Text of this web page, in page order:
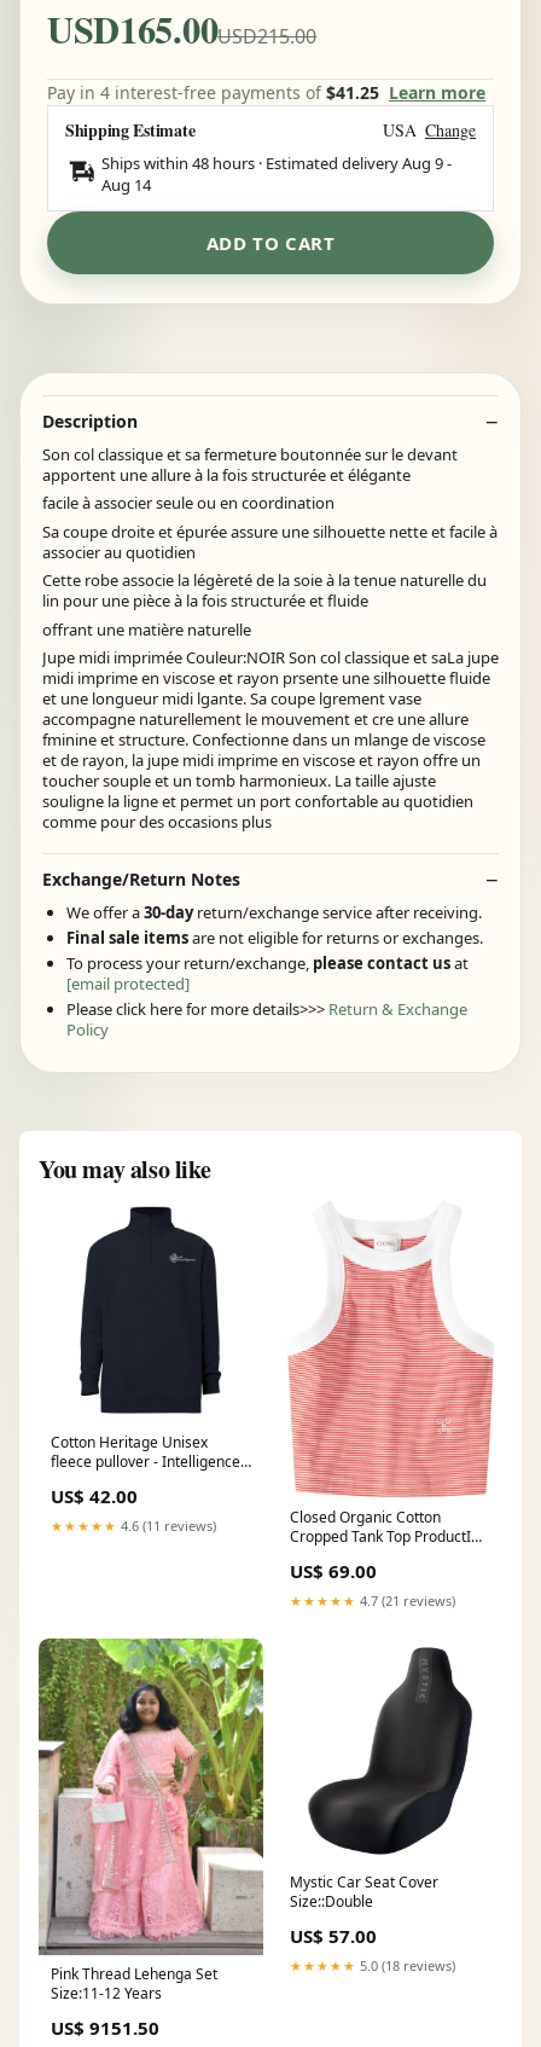
USD165.00USD215.00
Pay in 4 interest-free payments of$41.25 Learn more
Shipping Estimate USA Change
Ships within 48 hours · Estimated deliveryAug 9-
Aug 14
ADD TO CART
Description
Son col classique et sa fermeture boutonnée sur le devant
apportent une allure à la fois structurée et élégante
facile à associer seule ou en coordination
Sa coupe droite et épurée assure une silhouette nette et facile à
associer au quotidien
Cette robe associe la légèreté de la soie à la tenue naturelle du
lin pour une pièce à la fois structurée et fluide
offrant une matière naturelle
Jupe midi imprimée Couleur:NOIR Son col classique et saLa jupe
midi imprime en viscose et rayon prsente une silhouette fluide
et une longueur midi lgante. Sa coupe lgrement vase
accompagne naturellement le mouvement et cre une allure
fminine et structure. Confectionne dans un mlange de viscose
et de rayon, la jupe midi imprime en viscose et rayon offre un
toucher souple et un tomb harmonieux. La taille ajuste
souligne la ligne et permet un port confortable au quotidien
comme pour des occasions plus
Exchange/Return Notes
We offer a30-dayreturn/exchange service after receiving.
Final sale itemsare not eligible for returns or exchanges.
To process your return/exchange, please contact usat
[email protected]
Please click here for more details>>> Return & Exchange
Policy
You may also like
Cotton Heritage Unisex
fleece pullover - Intelligence
US$ 42.00
★★★★★ 4.6 (11 reviews)
Closed Organic Cotton
Cropped Tank Top ProductID-
US$ 69.00
★★★★★ 4.7 (21 reviews)
Pink Thread Lehenga Set
Size:11-12 Years
US$ 9151.50
Mystic Car Seat Cover
Size::Double
US$ 57.00
★★★★★ 5.0 (18 reviews)